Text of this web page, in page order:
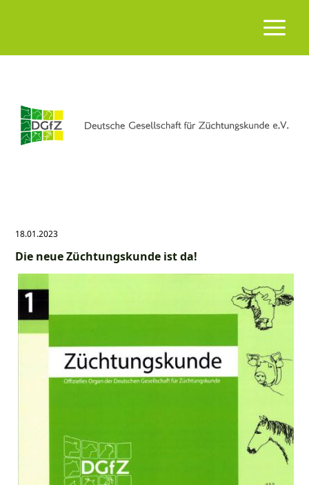
18.01.2023
Die neue Züchtungskunde ist da!